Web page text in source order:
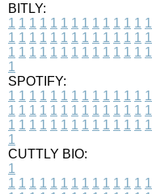
BITLY:
1 1 1 1 1 1 1 1 1 1 1 1 1 1
1 1 1 1 1 1 1 1 1 1 1 1 1 1
1 1 1 1 1 1 1 1 1 1 1 1 1 1
1
SPOTIFY:
1 1 1 1 1 1 1 1 1 1 1 1 1 1
1 1 1 1 1 1 1 1 1 1 1 1 1 1
1 1 1 1 1 1 1 1 1 1 1 1 1 1
1
CUTTLY BIO:
1
1 1 1 1 1 1 1 1 1 1 1 1 1 1